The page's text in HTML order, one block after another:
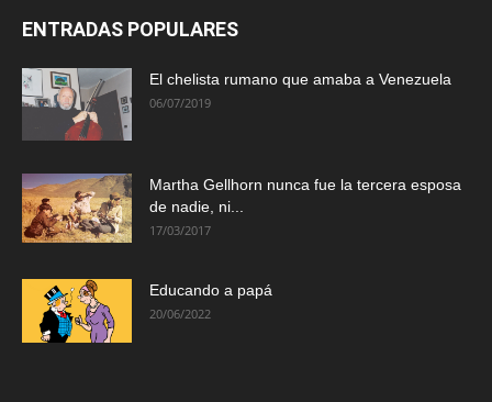
ENTRADAS POPULARES
El chelista rumano que amaba a Venezuela
06/07/2019
Martha Gellhorn nunca fue la tercera esposa
de nadie, ni...
17/03/2017
Educando a papá
20/06/2022